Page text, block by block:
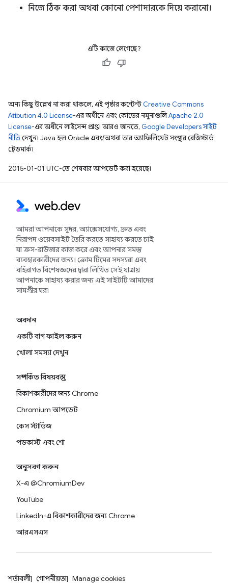
নিজে ঠিক করা অথবা কোনো পেশাদারকে দিয়ে করানো।
এটি কাজে লেগেছে?
অন্য কিছু উল্লেখ না করা থাকলে, এই পৃষ্ঠার কন্টেন্ট Creative Commons
Attribution 4.0 License-এর অধীনে এবং কোডের নমুনাগুলিApache 2.0
License-এর অধীনে লাইসেন্স প্রাপ্ত। আরও জানতে, Google Developers সাইট
নীতিদেখুন। Java হল Oracle এবং/অথবা তার অ্যাফিলিয়েট সংস্থার রেজিস্টার্ড
ট্রেডমার্ক।
2015-01-01 UTC-তে শেষবার আপডেট করা হয়েছে।
আমরা আপনাকে সুন্দর, অ্যাক্সেসযোগ্য, দ্রুত এবং
নিরাপদ ওয়েবসাইট তৈরি করতে সাহায্য করতে চাই
যা ক্রস-ব্রাউজার কাজ করে এবং আপনার সমস্ত
ব্যবহারকারীদের জন্য। ক্রোম টিমের সদস্যরা এবং
বহিরাগত বিশেষজ্ঞদের দ্বারা লিখিত সেই যাত্রায়
আপনাকে সাহায্য করার জন্য এই সাইটটি আমাদের
সামগ্রীর ঘর৷
অবদান
একটি বাগ ফাইল করুন
খোলা সমস্যা দেখুন
সম্পর্কিত বিষয়বস্তু
বিকাশকারীদের জন্য Chrome
Chromium আপডেট
কেস স্টাডিজ
পডকাস্ট এবং শো
অনুসরণ করুন
X-এ @ChromiumDev
YouTube
LinkedIn-এ বিকাশকারীদের জন্য Chrome
আরএসএস
শর্তাবলী গোপনীয়তা Manage cookies